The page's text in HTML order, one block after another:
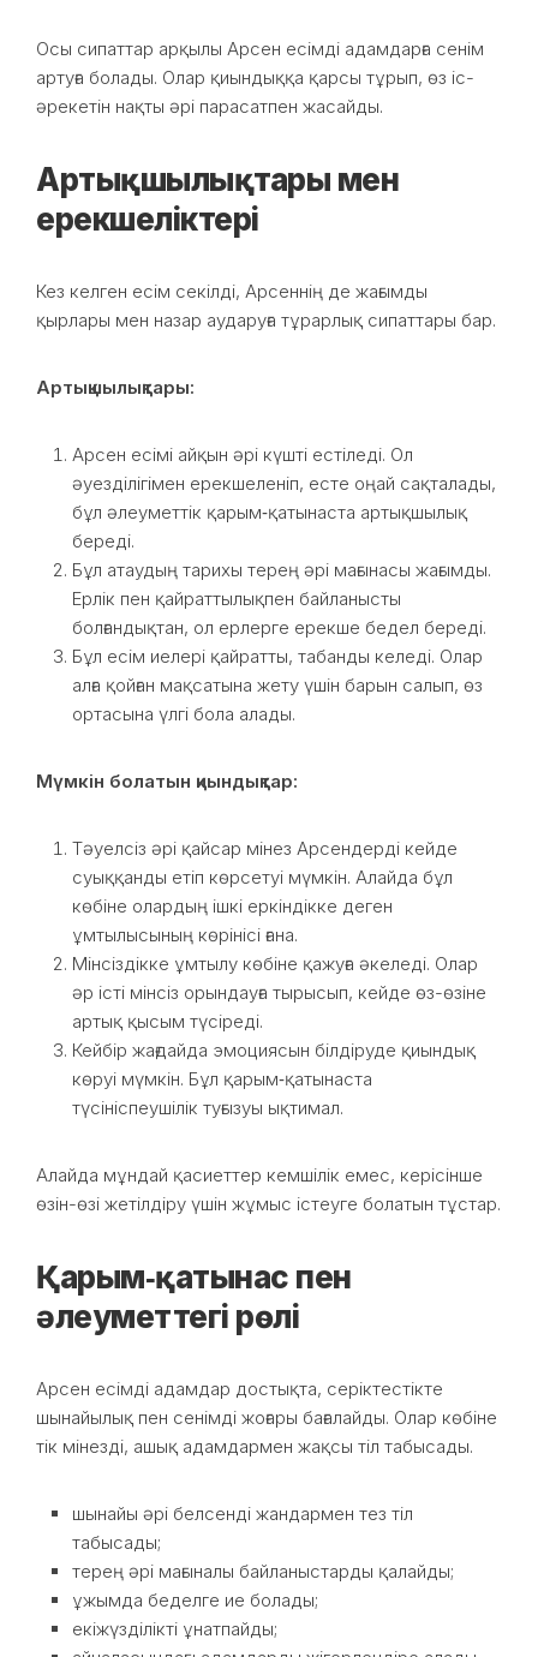
Осы сипаттар арқылы Арсен есімді адамдарға сенім
артуға болады. Олар қиындыққа қарсы тұрып, өз іс-
әрекетін нақты әрі парасатпен жасайды.
Артықшылықтары мен
ерекшеліктері
Кез келген есім секілді, Арсеннің де жағымды
қырлары мен назар аударуға тұрарлық сипаттары бар.
Артықшылықтары:
Арсен есімі айқын әрі күшті естіледі. Ол
әуезділігімен ерекшеленіп, есте оңай сақталады,
бұл әлеуметтік қарым‑қатынаста артықшылық
береді.
Бұл атаудың тарихы терең әрі мағынасы жағымды.
Ерлік пен қайраттылықпен байланысты
болғандықтан, ол ерлерге ерекше бедел береді.
Бұл есім иелері қайратты, табанды келеді. Олар
алға қойған мақсатына жету үшін барын салып, өз
ортасына үлгі бола алады.
Мүмкін болатын қиындықтар:
Тәуелсіз әрі қайсар мінез Арсендерді кейде
суыққанды етіп көрсетуі мүмкін. Алайда бұл
көбіне олардың ішкі еркіндікке деген
ұмтылысының көрінісі ғана.
Мінсіздікке ұмтылу көбіне қажуға әкеледі. Олар
әр істі мінсіз орындауға тырысып, кейде өз-өзіне
артық қысым түсіреді.
Кейбір жағдайда эмоциясын білдіруде қиындық
көруі мүмкін. Бұл қарым‑қатынаста
түсініспеушілік туғызуы ықтимал.
Алайда мұндай қасиеттер кемшілік емес, керісінше
өзін-өзі жетілдіру үшін жұмыс істеуге болатын тұстар.
Қарым‑қатынас пен
әлеуметтегі рөлі
Арсен есімді адамдар достықта, серіктестікте
шынайылық пен сенімді жоғары бағалайды. Олар көбіне
тік мінезді, ашық адамдармен жақсы тіл табысады.
шынайы әрі белсенді жандармен тез тіл
табысады;
терең әрі мағыналы байланыстарды қалайды;
ұжымда беделге ие болады;
екіжүзділікті ұнатпайды;